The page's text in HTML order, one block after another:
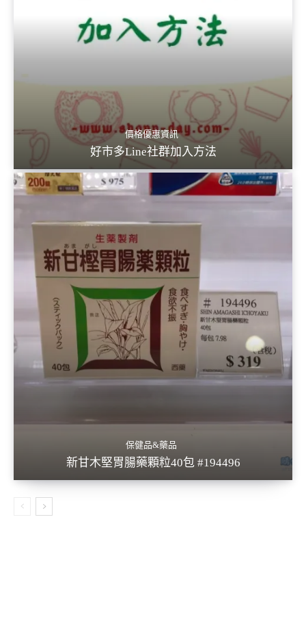
價格優惠資訊
好市多Line社群加入方法
保健品&藥品
新甘木堅胃腸藥顆粒40包 #194496